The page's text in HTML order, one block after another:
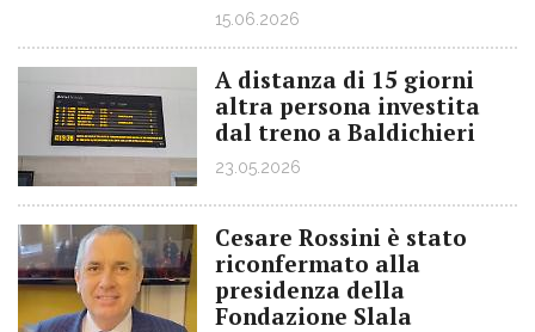
15.06.2026
A distanza di 15 giorni
altra persona investita
dal treno a Baldichieri
23.05.2026
Cesare Rossini è stato
riconfermato alla
presidenza della
Fondazione Slala